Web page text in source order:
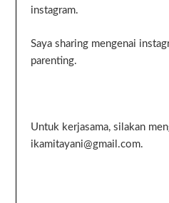
instagram.
Saya sharing mengenai
parenting.
Untuk kerjasama, silakan
ikamitayani@gmail.com.